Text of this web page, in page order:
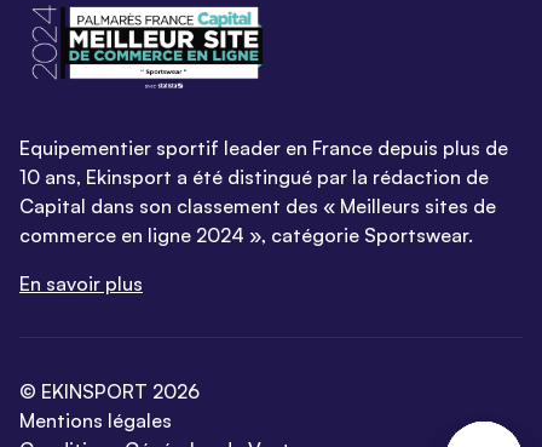
Equipementier sportif leader en France depuis plus de
10 ans, Ekinsport a été distingué par la rédaction de
Capital dans son classement des « Meilleurs sites de
commerce en ligne 2024 », catégorie Sportswear.
En savoir plus
© EKINSPORT 2026
Mentions légales